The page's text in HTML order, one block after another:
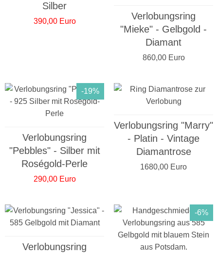
Silber
390,00 Euro
Verlobungsring
"Mieke" - Gelbgold -
Diamant
860,00 Euro
Verlobungsring
"Pebbles" - Silber mit
Roségold-Perle
-19%
290,00 Euro
Verlobungsring "Marry"
- Platin - Vintage
Diamantrose
1680,00 Euro
Verlobungsring
-6%